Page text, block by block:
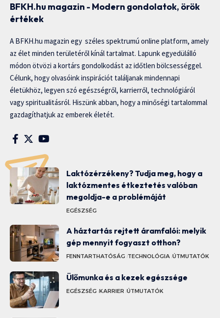
BFKH.hu magazin - Modern gondolatok, örök
értékek
A BFKH.hu magazin egy széles spektrumú online platform, amely
az élet minden területéről kínál tartalmat. Lapunk egyedülálló
módon ötvözi a kortárs gondolkodást az időtlen bölcsességgel.
Célunk, hogy olvasóink inspirációt találjanak mindennapi
életükhöz, legyen szó egészségről, karrierről, technológiáról
vagy spiritualitásról. Hiszünk abban, hogy a minőségi tartalommal
gazdagíthatjuk az emberek életét.
Laktózérzékeny? Tudja meg, hogy a
laktózmentes étkeztetés valóban
megoldja-e a problémáját
EGÉSZSÉG
A háztartás rejtett áramfalói: melyik
gép mennyit fogyaszt otthon?
FENNTARTHATÓSÁG TECHNOLÓGIA ÚTMUTATÓK
Ülőmunka és a kezek egészsége
EGÉSZSÉG KARRIER ÚTMUTATÓK